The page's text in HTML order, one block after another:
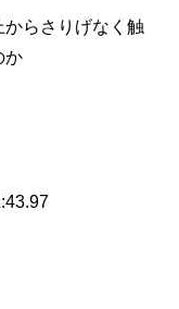
からさりげなく触
か